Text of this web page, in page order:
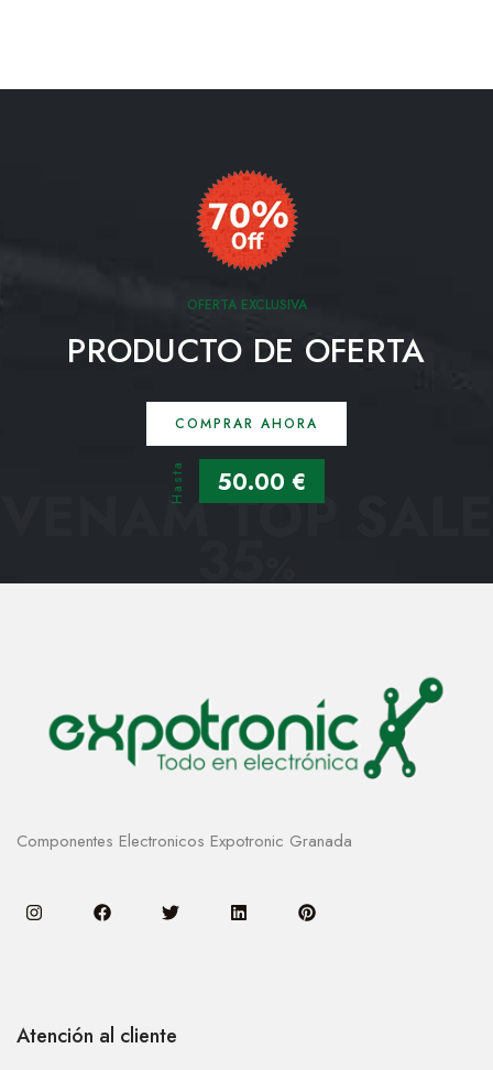
OFERTA EXCLUSIVA
PRODUCTO DE OFERTA
COMPRAR AHORA
Hasta 50.00 €
VENAM TOP SALE
35
Componentes Electronicos Expotronic Granada
Atención al cliente